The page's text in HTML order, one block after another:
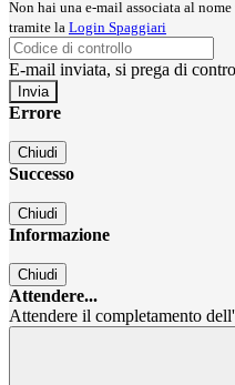
Non hai una e-mail associata al
tramite la Login Spaggiari
E-mail inviata, si prega di
Errore
Chiudi
Successo
Chiudi
Informazione
Chiudi
Attendere...
Attendere il completamento